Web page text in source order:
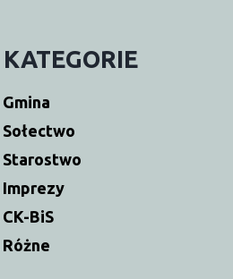
KATEGORIE
Starostwo
Imprezy
BiS